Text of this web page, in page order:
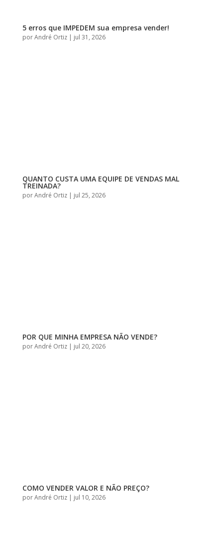
5 erros que IMPEDEM sua empresa vender!
porAndré Ortiz| jul 31, 2026
QUANTO CUSTA UMA EQUIPE DE VENDAS MAL
TREINADA?
porAndré Ortiz| jul 25, 2026
POR QUE MINHA EMPRESA NÃO VENDE?
porAndré Ortiz| jul 20, 2026
COMO VENDER VALOR E NÃO PREÇO?
porAndré Ortiz| jul 10, 2026